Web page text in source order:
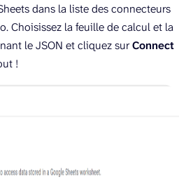
dans la liste des connecteurs
Choisissez la feuille de calcul et la
le JSON et cliquez surConnect
!